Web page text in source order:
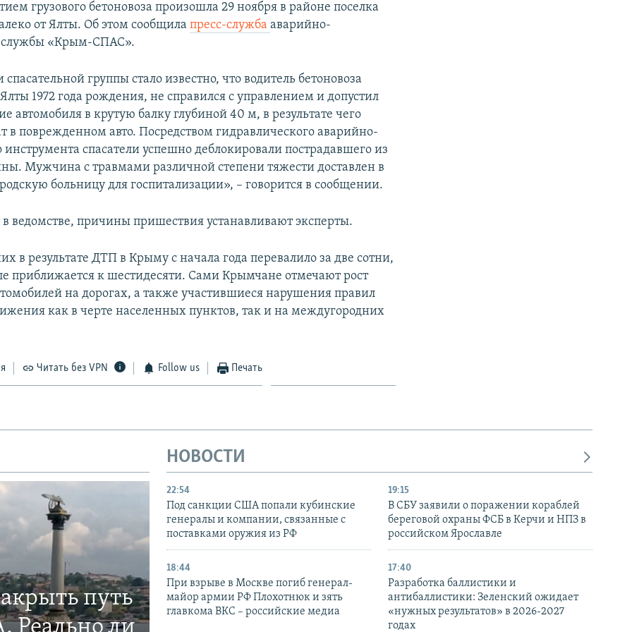
грузового бетоновоза произошла 29 ноября в районе поселка
от Ялты. Об этом сообщилапресс-службааварийно-
службы «Крым-СПАС».
группы стало известно, что водитель бетоновоза
1972 года рождения, не справился с управлением и допустил
автомобиля в крутую балку глубиной 40 м, в результате чего
в поврежденном авто. Посредством гидравлического аварийно-
инструмента спасатели успешно деблокировали пострадавшего из
Мужчина с травмами различной степени тяжести доставлен в
больницу для госпитализации», – говорится в сообщении.
ведомстве, причины пришествия устанавливают эксперты.
в результате ДТП в Крыму с начала года перевалило за две сотни,
приближается к шестидесяти. Сами Крымчане отмечают рост
на дорогах, а также участившиеся нарушения правил
как в черте населенных пунктов, так и на междугородних
Читать без VPN Follow us Печать
путь
НОВОСТИ
22:54
Под санкции США попали кубинские
генералы и компании, связанные с
поставками оружия из РФ
19:15
В СБУ заявили о поражении кораблей
береговой охраны ФСБ в Керчи и НПЗ в
российском Ярославле
18:44
При взрыве в Москве погиб генерал-
майор армии РФ Плохотнюк и зять
главкома ВКС – российские медиа
17:40
Разработка баллистики и
антибаллистики: Зеленский ожидает
«нужных результатов» в 2026-2027
годах